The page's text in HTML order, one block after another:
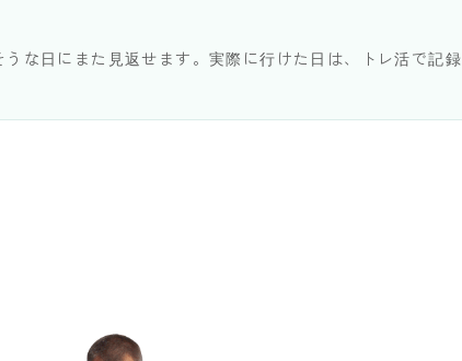
な日にまた見返せます。実際に行けた日は、トレ活で記録